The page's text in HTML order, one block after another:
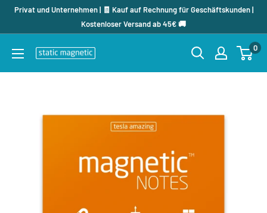
DirektPrivat und Unternehmen | 🧾 Kauf auf Rechnung für Geschäftskunden |
Kostenloser Versand ab 45€ 🚚
staticmagnetic.de
0